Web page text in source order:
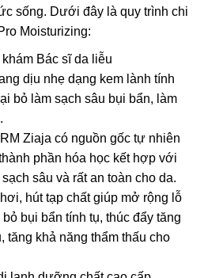
sống. Dưới đây là quy trình chi
Moisturizing:
Bác sĩ da liễu
dịu nhẹ dạng kem lành tính
bỏ làm sạch sâu bụi bẩn, làm
Ziaja có nguồn gốc tự nhiên
phần hóa học kết hợp với
sâu và rất an toàn cho da.
hút tạp chất giúp mở rộng lỗ
bụi bẩn tính tụ, thúc đẩy tăng
tăng khả năng thẩm thấu cho